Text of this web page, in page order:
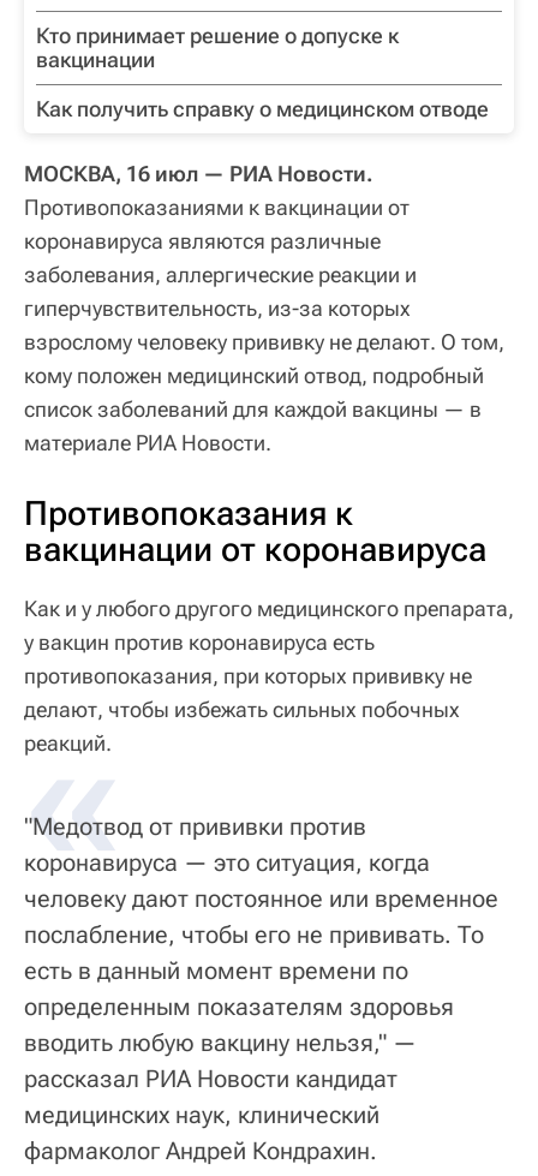
Кто принимает решение о допуске к
вакцинации
Как получить справку о медицинском отводе
МОСКВА, 16 июл — РИА Новости.
Противопоказаниями к вакцинации от
коронавируса являются различные
заболевания, аллергические реакции и
гиперчувствительность, из-за которых
взрослому человеку прививку не делают. О том,
кому положен медицинский отвод, подробный
список заболеваний для каждой вакцины — в
материале РИА Новости.
Противопоказания к
вакцинации от коронавируса
Как и у любого другого медицинского препарата,
у вакцин против коронавируса есть
противопоказания, при которых прививку не
делают, чтобы избежать сильных побочных
реакций.
«
"Медотвод от прививки против
коронавируса — это ситуация, когда
человеку дают постоянное или временное
послабление, чтобы его не прививать. То
есть в данный момент времени по
определенным показателям здоровья
вводить любую вакцину нельзя," —
рассказал РИА Новости кандидат
медицинских наук, клинический
фармаколог Андрей Кондрахин.